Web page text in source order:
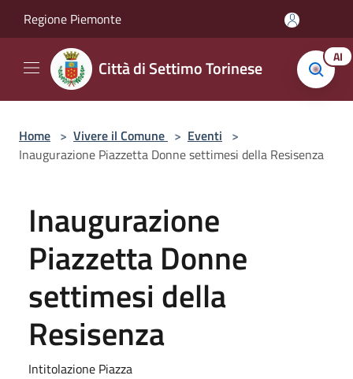
Regione Piemonte
Città di Settimo Torinese AI
Home > Vivere il Comune > Eventi >
Inaugurazione Piazzetta Donne settimesi della Resisenza
Inaugurazione
Piazzetta Donne
settimesi della
Resisenza
Intitolazione Piazza